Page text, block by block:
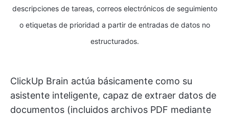
descripciones de tareas, correos electrónicos de seguimiento
o etiquetas de prioridad a partir de entradas de datos no
estructurados.
ClickUp Brain actúa básicamente como su
asistente inteligente, capaz de extraer datos de
documentos (incluidos archivos PDF mediante